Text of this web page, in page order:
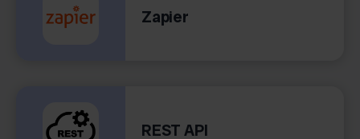
Zapier
REST API